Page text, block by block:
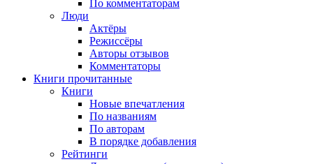
По комментаторам
Люди
Актёры
Режиссёры
Авторы отзывов
Комментаторы
Книги прочитанные
Книги
Новые впечатления
По названиям
По авторам
В порядке добавления
Рейтинги